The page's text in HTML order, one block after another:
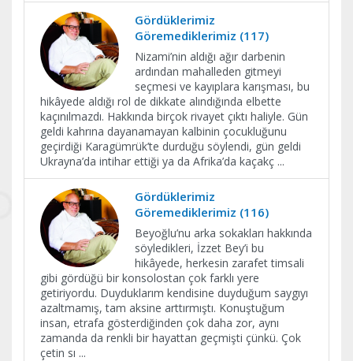
Gördüklerimiz
Göremediklerimiz (117)
Nizami’nin aldığı ağır darbenin
ardından mahalleden gitmeyi
seçmesi ve kayıplara karışması, bu
hikâyede aldığı rol de dikkate alındığında elbette
kaçınılmazdı. Hakkında birçok rivayet çıktı haliyle. Gün
geldi kahrına dayanamayan kalbinin çocukluğunu
geçirdiği Karagümrük’te durduğu söylendi, gün geldi
Ukrayna’da intihar ettiği ya da Afrika’da kaçakç ...
Gördüklerimiz
Göremediklerimiz (116)
Beyoğlu’nu arka sokakları hakkında
söyledikleri, İzzet Bey’i bu
hikâyede, herkesin zarafet timsali
gibi gördüğü bir konsolostan çok farklı yere
getiriyordu. Duyduklarım kendisine duyduğum saygıyı
azaltmamış, tam aksine arttırmıştı. Konuştuğum
insan, etrafa gösterdiğinden çok daha zor, aynı
zamanda da renkli bir hayattan geçmişti çünkü. Çok
çetin sı ...